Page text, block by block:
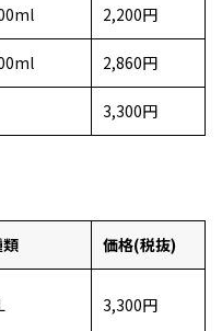
2,200円
2,860円
3,300円
価格(税抜)
3,300円